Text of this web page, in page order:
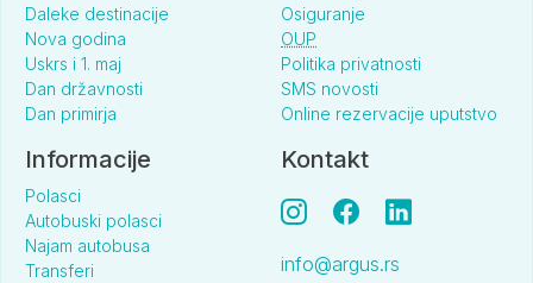
Daleke destinacije
Nova godina
Uskrs i 1. maj
Dan državnosti
Dan primirja
Osiguranje
OUP
Politika privatnosti
SMS novosti
Online rezervacije uputstvo
Informacije
Polasci
Autobuski polasci
Najam autobusa
Transferi
Kontakt
info@argus.rs